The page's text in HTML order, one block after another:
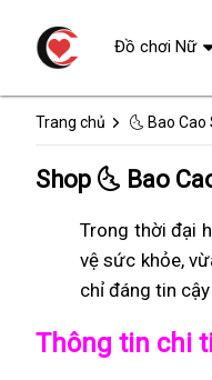
Trang chủ 🌜 Bao Cao
Shop 🌜 Bao
Trong thời đại
vệ sức khỏe,
chỉ đáng tin
Thông tin chi
Đồ chơi Nữ